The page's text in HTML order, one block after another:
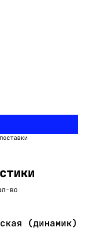
во
(динамик)